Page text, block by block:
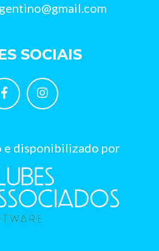
SOCIAIS
e disponibilizado por